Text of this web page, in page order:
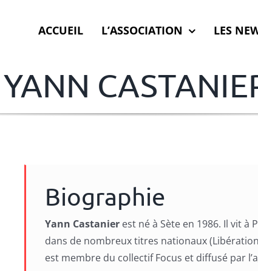
ACCUEIL L’ASSOCIATION LES
YANN
Biographie
Yann Castanierest né à Sète en 1986. Il vit à
dans de nombreux titres nationaux
est membre du collectif Focus et diffusé par